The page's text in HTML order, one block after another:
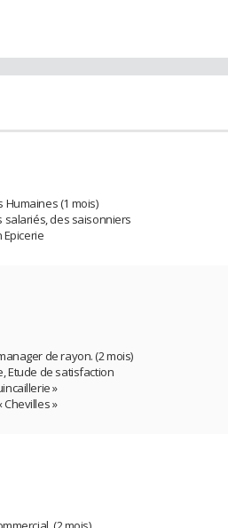
(1 mois)
salariés, des saisonniers
de rayon. (2 mois)
Etude de satisfaction
»
»